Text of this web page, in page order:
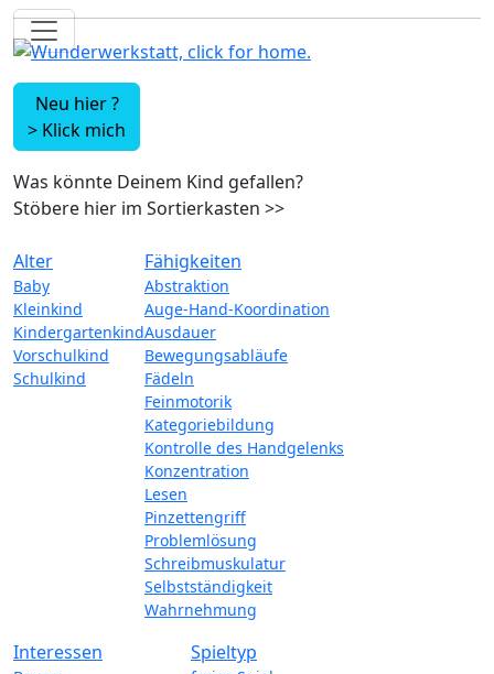
Neu hier ?
> Klick mich
Was könnte Deinem Kind gefallen?
Stöbere hier im Sortierkasten >>
Alter
Baby
Kleinkind
Kindergartenkind
Vorschulkind
Schulkind
Fähigkeiten
Abstraktion
Auge-Hand-Koordination
Ausdauer
Bewegungsabläufe
Fädeln
Feinmotorik
Kategoriebildung
Kontrolle des Handgelenks
Konzentration
Lesen
Pinzettengriff
Problemlösung
Schreibmuskulatur
Selbstständigkeit
Wahrnehmung
Interessen Spieltyp